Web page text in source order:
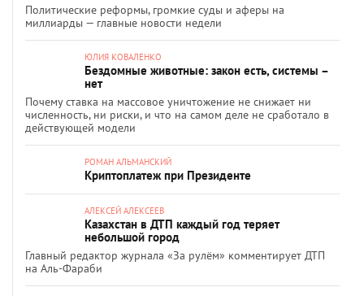
Политические реформы, громкие суды и аферы на
миллиарды — главные новости недели
ЮЛИЯ КОВАЛЕНКО
Бездомные животные: закон есть, системы –
нет
Почему ставка на массовое уничтожение не снижает ни
численность, ни риски, и что на самом деле не сработало в
действующей модели
РОМАН АЛЬМАНСКИЙ
Криптоплатеж при Президенте
АЛЕКСЕЙ АЛЕКСЕЕВ
Казахстан в ДТП каждый год теряет
небольшой город
Главный редактор журнала «За рулём» комментирует ДТП
на Аль-Фараби